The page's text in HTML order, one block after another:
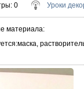
: 0 Уроки
материала: